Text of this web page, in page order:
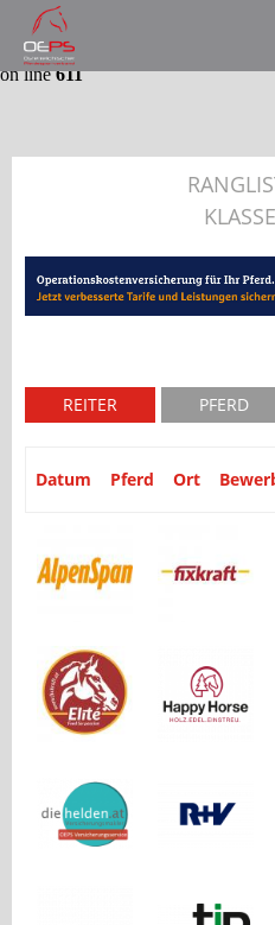
Notice : Trying to get property
/var/www/website/module/
on line611
REITER PFERD
Datum Pferd Ort